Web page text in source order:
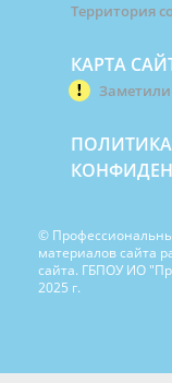
Территория
КАРТА
ПОЛИТИКА
©
материалов сайта
сайта. ГБПОУ ИО
2025 г.